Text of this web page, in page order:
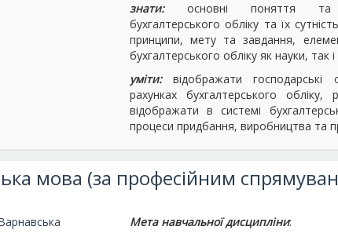
знати:основні поняття та
бухгалтерського обліку та їх
принципи, мету та завдання,
бухгалтерського обліку як науки, так
уміти:відображати господарські
рахунках бухгалтерського обліку,
відображати в системі
процеси придбання, виробництва та
мова (за професійним
Мета навчальної дисципліни: